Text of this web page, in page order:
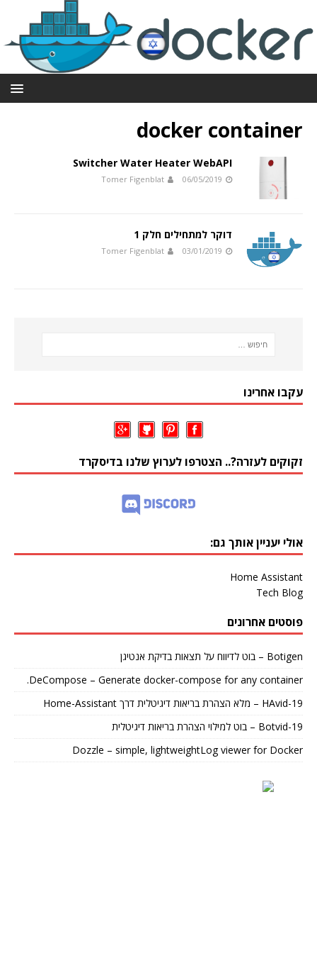
docker container
Switcher Water Heater WebAPI
06/05/2019
Tomer Figenblat
דוקר למתחילים חלק 1
03/01/2019
Tomer Figenblat
עקבו אחרינו
זקוקים לעזרה?.. הצטרפו לערוץ שלנו בדיסקרד
אולי יעניין אותך גם:
Home Assistant
Tech Blog
פוסטים אחרונים
Botigen – בוט לדיווח על תצאות בדיקת אנטיגן
DeCompose – Generate docker-compose for any container.
HAvid-19 – מלא הצהרת בריאות דיגיטלית דרך Home-Assistant
Botvid-19 – בוט למילוי הצהרת בריאות דיגיטלית
Dozzle – simple, lightweightLog viewer for Docker